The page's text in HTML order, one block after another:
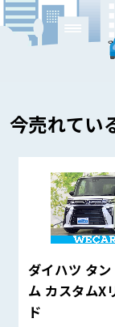
今売れてい
ダイハツ タ
ム カスタムX
ド